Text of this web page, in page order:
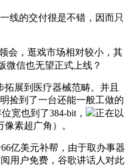
线的交付很是不错，因而只
会，逛戏市场相对较小，其
微信也无望正式上线？
展到医疗器械范畴。并且
捡到了一台还能一般工做的
宽也到了384-bit，
正在以
素超广角）。
亿美元补帮，由于取办事器
用户免费，谷歌讲话人对此